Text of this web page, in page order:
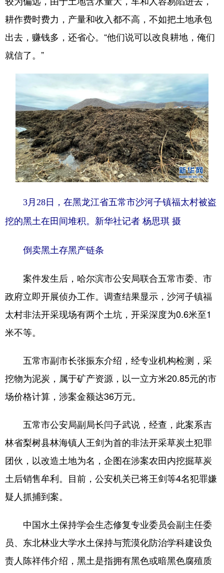
耕作费时费力，产量和收入都不高，不如把土地承包
出去，赚钱多，还省心。“他们说可以改良耕地，俺们
就信了。”
3月28日，在黑龙江省五常市沙河子镇福太村被盗
挖的黑土在田间堆积。新华社记者 杨思琪 摄
倒卖黑土存黑产链条
案件发生后，哈尔滨市公安局联合五常市委、市
政府立即开展侦办工作。调查结果显示，沙河子镇福
太村非法开采现场有两个土坑，开采深度为0.6米至1
米不等。
五常市副市长张振东介绍，经专业机构检测，采
挖物为泥炭，属于矿产资源，以一立方米20.85元的市
场价格计算，涉案金额达36万元。
五常市公安局副局长闫子武说，经查，此案系吉
林省梨树县林海镇人王剑为首的非法开采草炭土犯罪
团伙，以改造土地为名，企图在涉案农田内挖掘草炭
土后销售牟利。目前，公安机关已将王剑等4名犯罪嫌
疑人抓捕到案。
中国水土保持学会生态修复专业委员会副主任委
员、东北林业大学水土保持与荒漠化防治学科建设负
责人陈祥伟介绍，黑土是指拥有黑色或暗黑色腐殖质